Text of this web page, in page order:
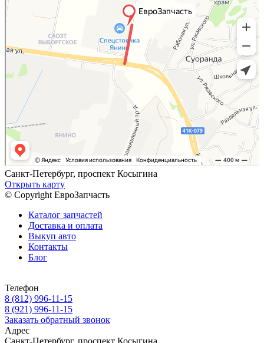
Санкт-Петербург, проспект Косыгина
Открыть карту
© Copyright ЕвроЗапчасть
Каталог запчастей
Доставка и оплата
Выкуп авто
Контакты
Блог
Телефон
8 (812) 996-11-15
8 (921) 996-11-15
Заказать обратный звонок
Адрес